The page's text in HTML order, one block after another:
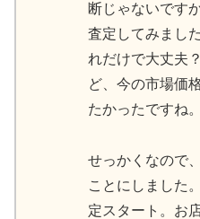
断じゃないです
査定してみまし
れだけで大丈夫
ど、今の市場価
たかったですね。
せっかくなので
ことにしました
定スタート。お